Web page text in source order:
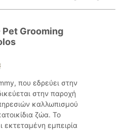
Pet Grooming
που εδρεύει στην
στην παροχή
καλλωπισμού
ζώα. Το
εκτεταμένη εμπειρία